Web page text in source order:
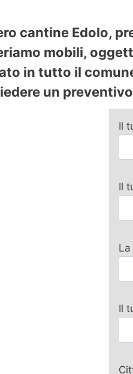
cantine Edolo,
mobili,
in tutto il
un
Il
Il
Il